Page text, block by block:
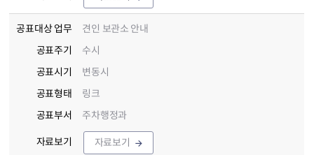
공표대상 업무
견인 보관소 안내
공표주기
수시
공표시기
변동시
공표형태
링크
공표부서
주차행정과
자료보기 자료보기